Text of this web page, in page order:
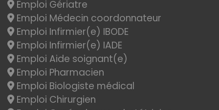
Emploi Gériatre
Emploi Médecin coordonnateur
Emploi Infirmier(e) IBODE
Emploi Infirmier(e) IADE
Emploi Aide soignant(e)
Emploi Pharmacien
Emploi Biologiste médical
Emploi Chirurgien